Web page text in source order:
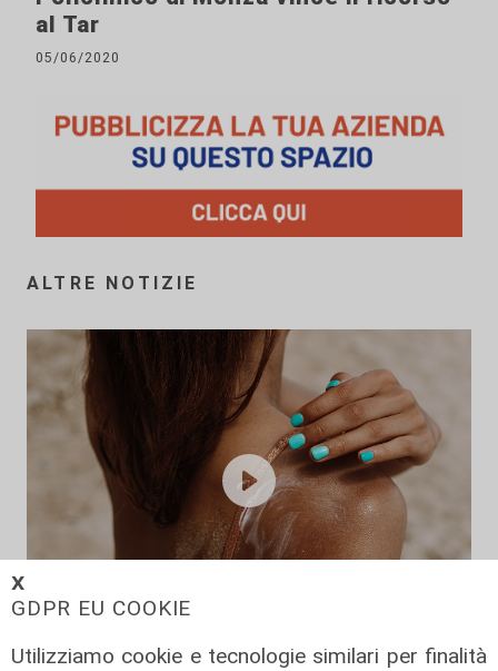
𝗫
GDPR EU COOKIE
Utilizziamo cookie e tecnologie similari per finalità
al Tar
05/06/2020
ALTRE NOTIZIE
I consigli dell'esperto